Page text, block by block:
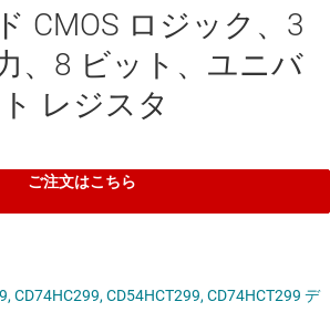
CMOS ロジック、3
、8 ビット、ユニバ
レジスタ
ご注文はこちら
CD74HC299, CD54HCT299, CD74HCT299 デ